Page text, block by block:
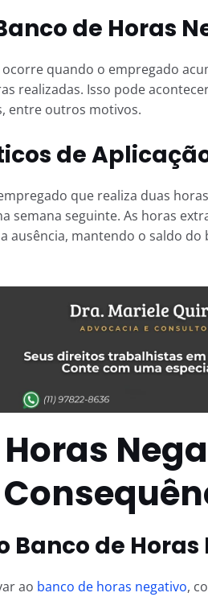
de Horas
quando o empregado
realizadas. Isso pode
entre outros motivos.
de
que realiza duas
semana seguinte. As horas
ausência, mantendo o saldo do
Banco de
ao banco de horas negativo,